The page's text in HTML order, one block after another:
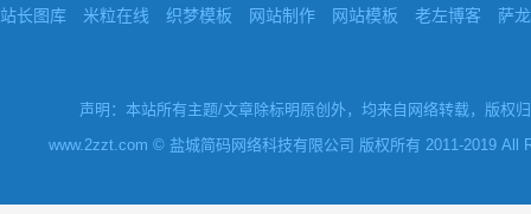
站长图库
米粒在线 织梦模板 网站制作 网站模板 老左博客 萨
声明：本站所有主题/文章除标明原创外，均来自网络转载，版权
www.2zzt.com © 盐城简码网络科技有限公司 版权所有 2011-2019